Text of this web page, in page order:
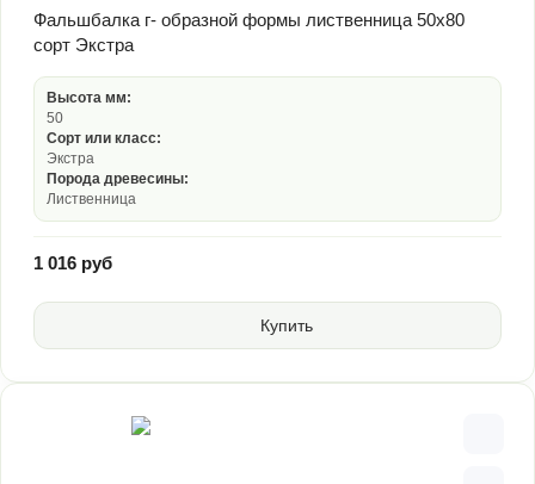
Фальшбалка г- образной формы лиственница 50х80
сорт Экстра
Высота мм:
50
Сорт или класс:
Экстра
Порода древесины:
Лиственница
1 016 руб
Купить